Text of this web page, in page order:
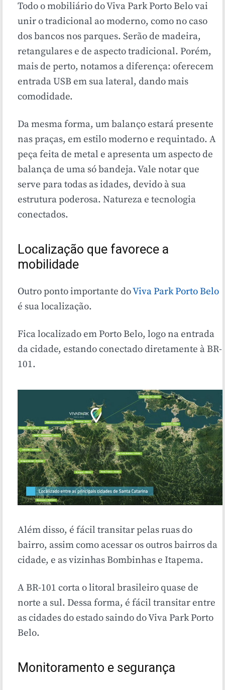
Todo o mobiliário do Viva Park Porto Belo vai
unir o tradicional ao moderno, como no caso
dos bancos nos parques. Serão de madeira,
retangulares e de aspecto tradicional. Porém,
mais de perto, notamos a diferença: oferecem
entrada USB em sua lateral, dando mais
comodidade.
Da mesma forma, um balanço estará presente
nas praças, em estilo moderno e requintado. A
peça feita de metal e apresenta um aspecto de
balança de uma só bandeja. Vale notar que
serve para todas as idades, devido à sua
estrutura poderosa. Natureza e tecnologia
conectados.
Localização que favorece a
mobilidade
Outro ponto importante doViva Park Porto Belo
é sua localização.
Fica localizado em Porto Belo, logo na entrada
da cidade, estando conectado diretamente à BR-
101.
Além disso, é fácil transitar pelas ruas do
bairro, assim como acessar os outros bairros da
cidade, e as vizinhas Bombinhas e Itapema.
A BR-101 corta o litoral brasileiro quase de
norte a sul. Dessa forma, é fácil transitar entre
as cidades do estado saindo do Viva Park Porto
Belo.
Monitoramento e segurança